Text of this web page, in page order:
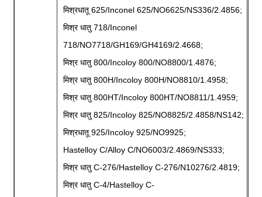
मिश्रधातू 625/Inconel 625/NO6625/NS336/2.4856;
मिश्र धातु 718/Inconel
718/NO7718/GH169/GH4169/2.4668;
मिश्र धातु 800/Incoloy 800/NO8800/1.4876;
मिश्र धातु 800H/Incoloy 800H/NO8810/1.4958;
मिश्र धातु 800HT/Incoloy 800HT/NO8811/1.4959;
मिश्र धातु 825/Incoloy 825/NO8825/2.4858/NS142;
मिश्रधातू 925/Incoloy 925/NO9925;
Hastelloy C/Alloy C/NO6003/2.4869/NS333;
मिश्र धातु C-276/Hastelloy C-276/N10276/2.4819;
मिश्र धातु C-4/Hastelloy C-